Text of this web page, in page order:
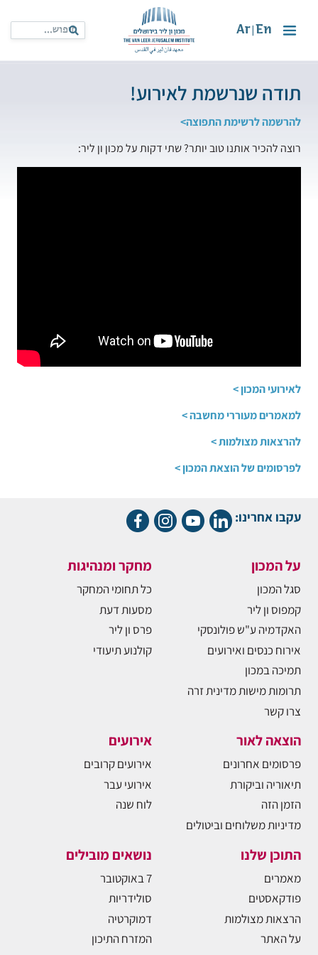
En
Ar
תודה שנרשמת לאירוע!
להרשמה לרשימת התפוצה>
רוצה להכיר אותנו טוב יותר? שתי דקות על מכון ון ליר:
לאירועי המכון >
למאמרים מעוררי מחשבה >
להרצאות מצולמות >
לפרסומים של הוצאת המכון >
עקבו אחרינו:
על המכון
סגל המכון
קמפוס ון ליר
האקדמיה ע"ש פולונסקי
אירוח כנסים ואירועים
תמיכה במכון
תרומות מישות מדינית זרה
צרו קשר
מחקר ומנהיגות
כל תחומי המחקר
מסעות דעת
פרס ון ליר
קולנוע תיעודי
הוצאה לאור
פרסומים אחרונים
תיאוריה וביקורת
הזמן הזה
מדיניות משלוחים וביטולים
אירועים
אירועים קרובים
אירועי עבר
לוח שנה
התוכן שלנו
מאמרים
פודקאסטים
הרצאות מצולמות
על האתר
נושאים מובילים
7 באוקטובר
סולידריות
דמוקרטיה
המזרח התיכון